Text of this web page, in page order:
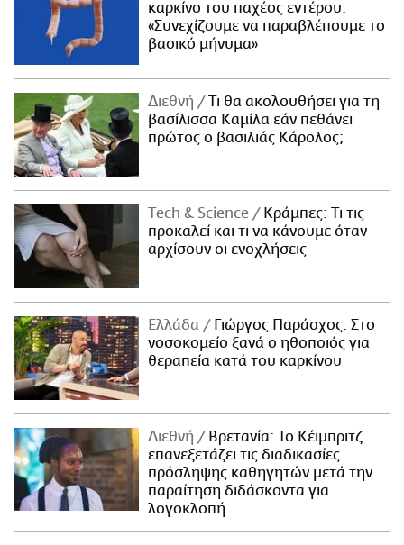
καρκίνο του παχέος εντέρου:
«Συνεχίζουμε να παραβλέπουμε το
βασικό μήνυμα»
Διεθνή
Τι θα ακολουθήσει για τη
βασίλισσα Καμίλα εάν πεθάνει
πρώτος ο βασιλιάς Κάρολος;
Τech & Science
Κράμπες: Τι τις
προκαλεί και τι να κάνουμε όταν
αρχίσουν οι ενοχλήσεις
Ελλάδα
Γιώργος Παράσχος: Στο
νοσοκομείο ξανά ο ηθοποιός για
θεραπεία κατά του καρκίνου
Διεθνή
Βρετανία: Το Κέιμπριτζ
επανεξετάζει τις διαδικασίες
πρόσληψης καθηγητών μετά την
παραίτηση διδάσκοντα για
λογοκλοπή